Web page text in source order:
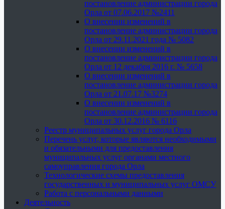
постановление администрации города
Орла от 07.06.2017 №2411
О внесении изменений в
постановление администрации города
Орла от 29.11.2021 года № 5082
О внесении изменений в
постановление администрации города
Орла от 12 декабря 2016 г. № 5658
О внесении изменений в
постановление администрации города
Орла от 21.07.17 №3274
О внесении изменений в
постановление администрации города
Орла от 30.12.2016 № 6116
Реестр муниципальных услуг города Орла
Перечень услуг, которые являются необходимыми
и обязательными для предоставления
муниципальных услуг органами местного
самоуправления города Орла
Технологические схемы предоставления
государственных и муниципальных услуг ОМСУ
Работа с персональными данными
Деятельность